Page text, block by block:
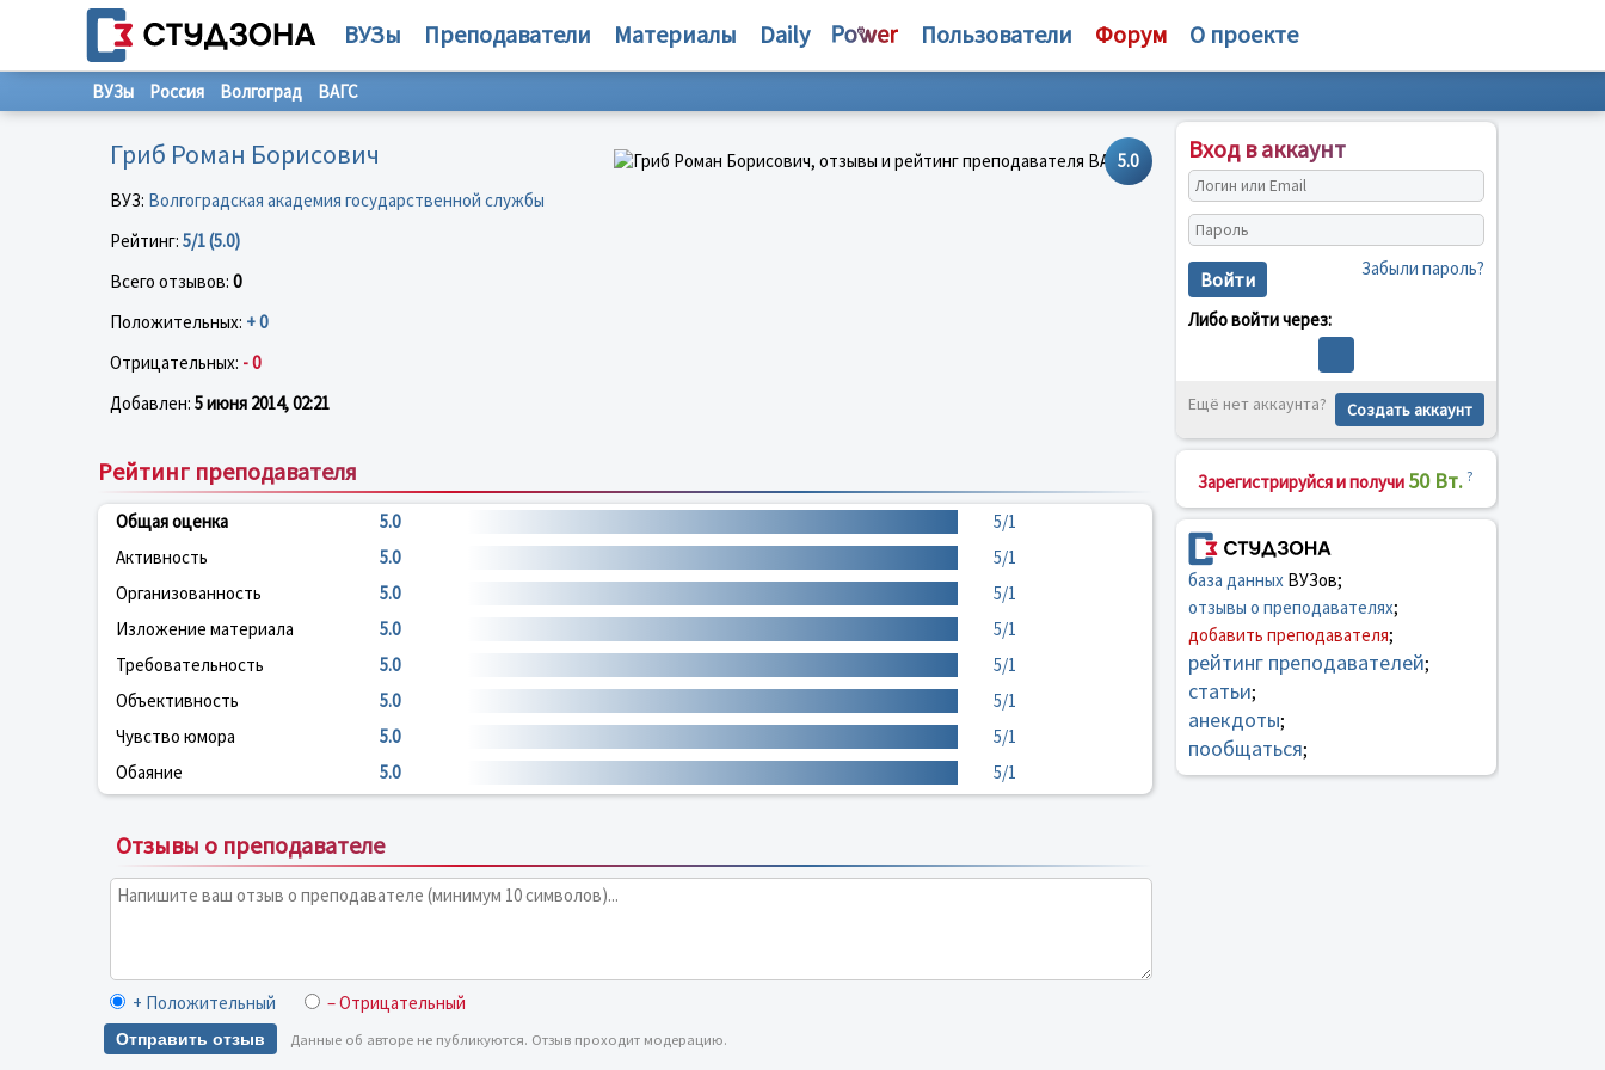
ВУЗы Преподаватели Материалы Daily Пользователи Форум О проекте
ВУЗы Россия Волгоград ВАГС
5.0
Гриб Роман Борисович
ВУЗ: Волгоградская академия государственной службы
Рейтинг: 5/1 (5.0)
Всего отзывов: 0
Положительных: + 0
Отрицательных: - 0
Добавлен: 5 июня 2014, 02:21
Рейтинг преподавателя
Общая оценка 5.0
5/1
Активность
5.0
5/1
Организованность
5.0
5/1
Изложение материала
5.0
5/1
Требовательность
5.0
5/1
Объективность
5.0
5/1
Чувство юмора
5.0
5/1
Обаяние
5.0 5/1
Отзывы о преподавателе
+ Положительный – Отрицательный
Отправить отзыв Данные об авторе не публикуются. Отзыв проходит модерацию.
Вход в аккаунт
Войти Забыли пароль?
Либо войти через:
Ещё нет аккаунта? Создать аккаунт
Зарегистрируйся и получи 50 Вт. ?
база данныхВУЗов;
отзывы о преподавателях;
добавить преподавателя;
рейтинг преподавателей;
статьи;
анекдоты;
пообщаться;